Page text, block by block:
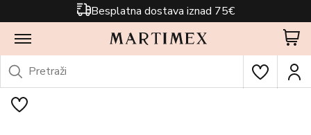
Besplatna dostava iznad 75€